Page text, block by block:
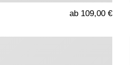
ab 109,00 €